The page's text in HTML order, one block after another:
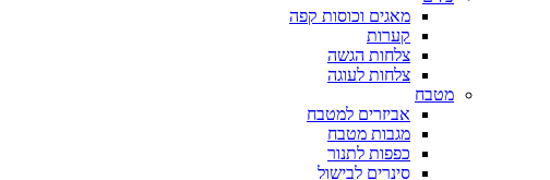
מאגים וכוסות קפה
קערות
צלחות הגשה
צלחות לעוגה
מטבח
אביזרים למטבח
מגבות מטבח
כפפות לתנור
סינרים לבישול